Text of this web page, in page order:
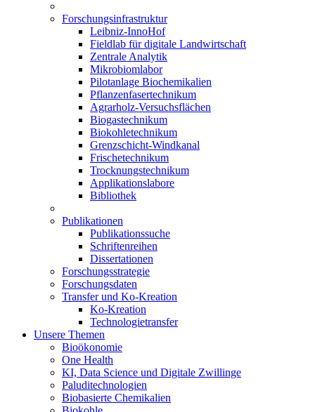
Forschungsinfrastruktur
Leibniz-InnoHof
Fieldlab für digitale Landwirtschaft
Zentrale Analytik
Mikrobiomlabor
Pilotanlage Biochemikalien
Pflanzenfasertechnikum
Agrarholz-Versuchsflächen
Biogastechnikum
Biokohletechnikum
Grenzschicht-Windkanal
Frischetechnikum
Trocknungstechnikum
Applikationslabore
Bibliothek
Publikationen
Publikationssuche
Schriftenreihen
Dissertationen
Forschungsstrategie
Forschungsdaten
Transfer und Ko-Kreation
Ko-Kreation
Technologietransfer
Unsere Themen
Bioökonomie
One Health
KI, Data Science und Digitale Zwillinge
Paluditechnologien
Biobasierte Chemikalien